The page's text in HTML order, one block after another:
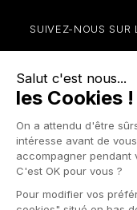
NOS UNIVERS
PRODUITS
FAVEXSHOP.COM
SUIVEZ-NOUS SUR
Facebook